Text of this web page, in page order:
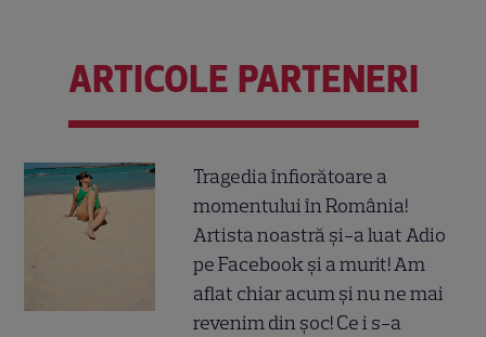
ARTICOLE PARTENERI
Tragedia înfiorătoare a
momentului în România!
Artista noastră și-a luat Adio
pe Facebook și a murit! Am
aflat chiar acum și nu ne mai
revenim din șoc! Ce i s-a